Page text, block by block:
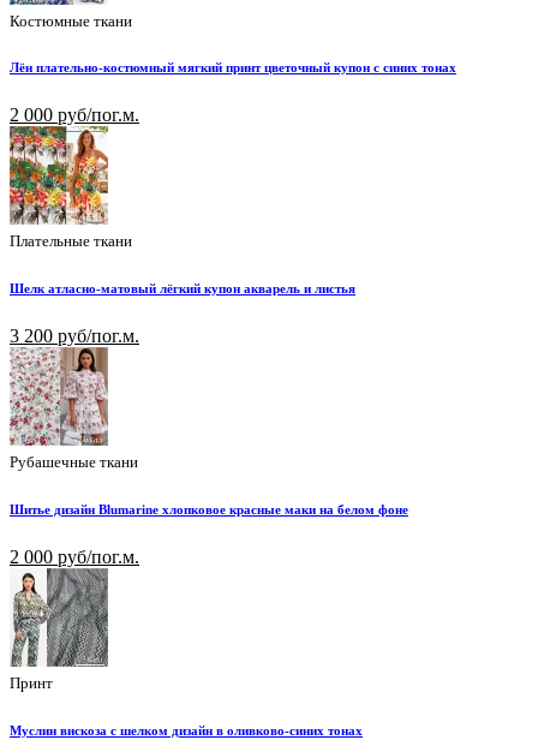
Костюмные ткани
Лён плательно-костюмный мягкий принт цветочный купон с синих тонах
2 000 руб/пог.м.
Плательные ткани
Шелк атласно-матовый лёгкий купон акварель и листья
3 200 руб/пог.м.
Рубашечные ткани
Шитье дизайн Blumarine хлопковое красные маки на белом фоне
2 000 руб/пог.м.
Принт
Муслин вискоза с шелком дизайн в оливково-синих тонах